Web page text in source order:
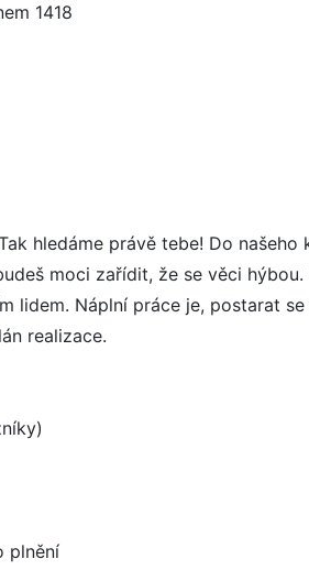
1418
hledáme právě tebe! Do
moci zařídit, že se věci
lidem. Náplní práce je, postarat
realizace.
plnění